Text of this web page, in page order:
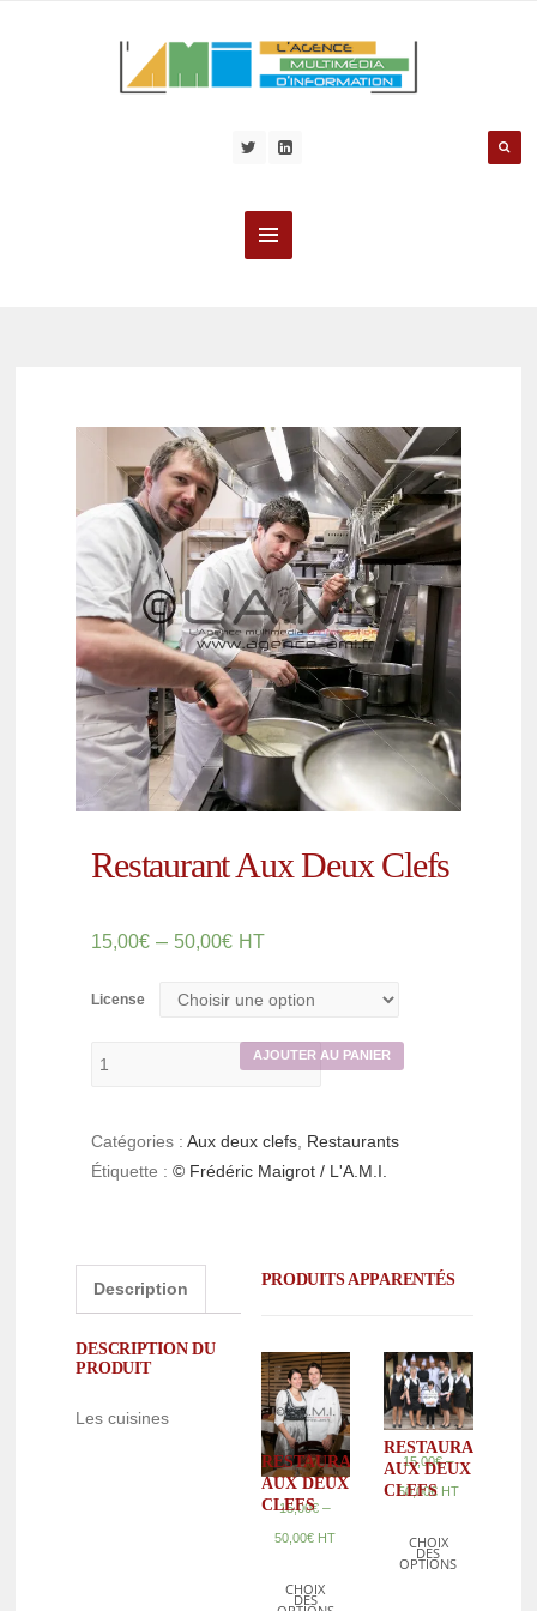
Restaurant Aux Deux Clefs
15,00€ – 50,00€ HT
License
AJOUTER AU PANIER
Catégories :Aux deux clefs Restaurants
Étiquette :© Frédéric Maigrot / L'A.M.I.
Description
DESCRIPTION DU
PRODUIT
Les cuisines
PRODUITS APPARENTÉS
RESTAURANT
AUX DEUX
CLEFS
15,00€ –
50,00€ HT
CHOIX
DES
RESTAURANT
AUX DEUX
CLEFS
15,00€–
50,00€ HT
CHOIX
DES
OPTIONS